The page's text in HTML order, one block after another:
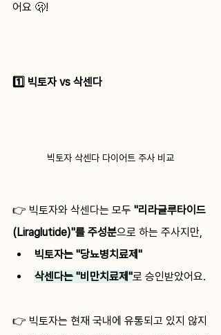
어요 🫢!
1️⃣ 빅토자 vs 삭센다
빅토자 삭센다 다이어트 주사 비교
👉 빅토자와 삭센다는 모두 "리라글루타이드
(Liraglutide)"를 주성분으로 하는 주사지만,
빅토자는 "당뇨병치료제"
삭센다는 "비만치료제"로 승인받았어요.
👉 빅토자는 현재 국내에 유통되고 있지 않지